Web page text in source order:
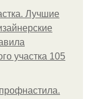
Лучшие
участка 105